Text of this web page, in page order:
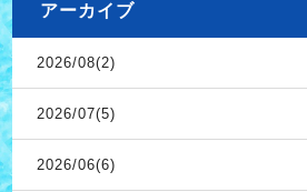
アーカイブ
2026/08(2)
2026/07(5)
2026/06(6)